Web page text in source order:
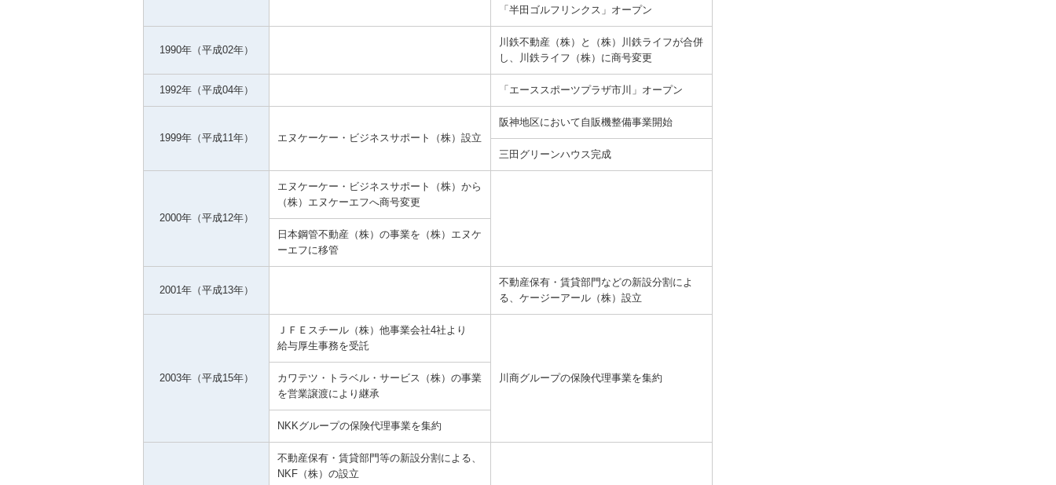
「半田ゴルフリンクス」オープン
1990年（平成02年）
川鉄不動産（株）と（株）川鉄ライフが合併
し、川鉄ライフ（株）に商号変更
1992年（平成04年） 「エーススポーツプラザ市川」オープン
1999年（平成11年） エヌケーケー・ビジネスサポート（株）設立
阪神地区において自販機整備事業開始
三田グリーンハウス完成
2000年（平成12年）
エヌケーケー・ビジネスサポート（株）から
（株）エヌケーエフへ商号変更
日本鋼管不動産（株）の事業を（株）エヌケ
ーエフに移管
2001年（平成13年）
不動産保有・賃貸部門などの新設分割によ
る、ケージーアール（株）設立
2003年（平成15年）
ＪＦＥスチール（株）他事業会社4社より
給与厚生事務を受託
川商グループの保険代理事業を集約
カワテツ・トラベル・サービス（株）の事業
を営業譲渡により継承
NKKグループの保険代理事業を集約
不動産保有・賃貸部門等の新設分割による、
NKF（株）の設立